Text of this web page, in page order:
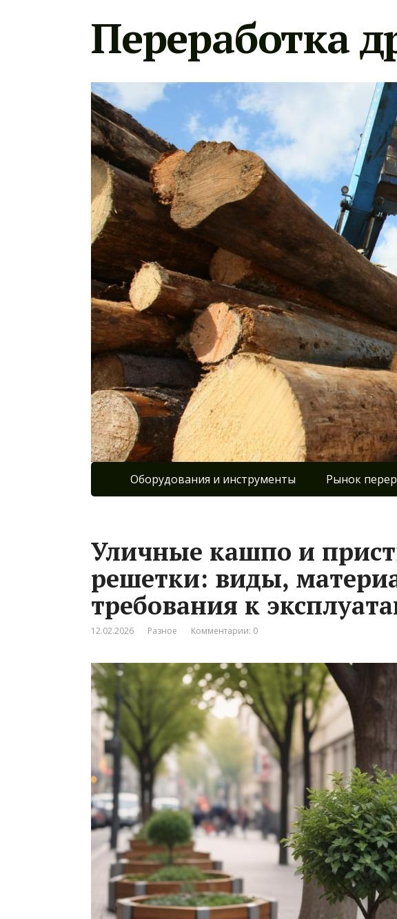
Переработка
Оборудования и инструменты Рынок
Уличные кашпо и
решетки: виды,
требования к
12.02.2026 Разное Комментарии: 0